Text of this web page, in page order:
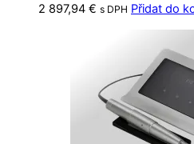
2 897,94 € s DPH Přidat do